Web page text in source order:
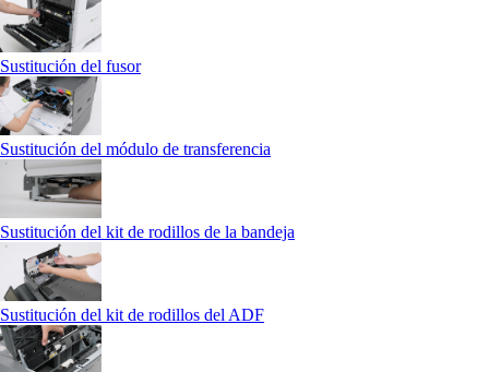
Sustitución del fusor
Sustitución del módulo de transferencia
Sustitución del kit de rodillos de la bandeja
Sustitución del kit de rodillos del ADF